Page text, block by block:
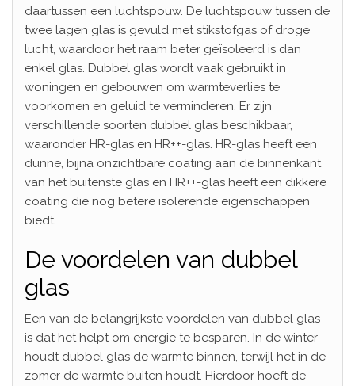
daartussen een luchtspouw. De luchtspouw tussen de
twee lagen glas is gevuld met stikstofgas of droge
lucht, waardoor het raam beter geïsoleerd is dan
enkel glas. Dubbel glas wordt vaak gebruikt in
woningen en gebouwen om warmteverlies te
voorkomen en geluid te verminderen. Er zijn
verschillende soorten dubbel glas beschikbaar,
waaronder HR-glas en HR++-glas. HR-glas heeft een
dunne, bijna onzichtbare coating aan de binnenkant
van het buitenste glas en HR++-glas heeft een dikkere
coating die nog betere isolerende eigenschappen
biedt.
De voordelen van dubbel
glas
Een van de belangrijkste voordelen van dubbel glas
is dat het helpt om energie te besparen. In de winter
houdt dubbel glas de warmte binnen, terwijl het in de
zomer de warmte buiten houdt. Hierdoor hoeft de